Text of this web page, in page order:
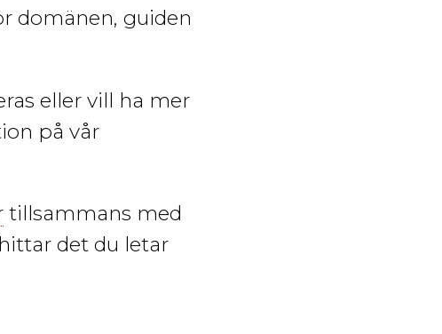
domänen, guiden
eller vill ha mer
på vår
tillsammans med
det du letar